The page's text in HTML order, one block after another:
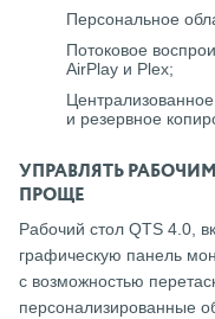
Персональное
Потоковое
AirPlay и Plex;
и резервное
УПРАВЛЯТЬ
ПРОЩЕ
Рабочий стол QTS 4.0,
графическую панель
с возможностью
персонализированные